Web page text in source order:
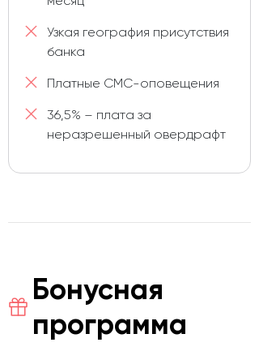
Узкая география присутствия
банка
Платные СМС-оповещения
36,5% – плата за
неразрешенный овердрафт
Бонусная
программа